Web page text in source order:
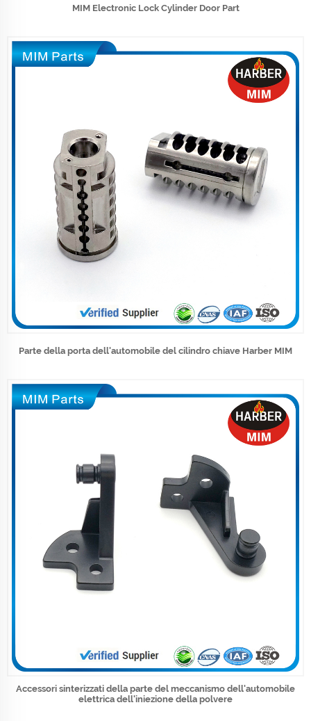
MIM Electronic Lock Cylinder Door Part
Parte della porta dell'automobile del cilindro chiave Harber MIM
Accessori sinterizzati della parte del meccanismo dell'automobile
elettrica dell'iniezione della polvere